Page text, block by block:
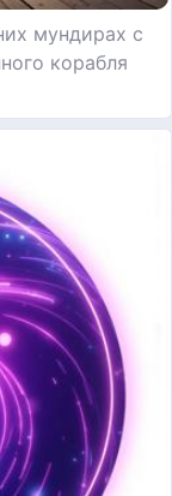
мундирах с
корабля